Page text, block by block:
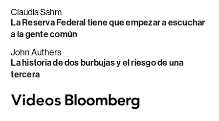
Claudia Sahm
La Reserva Federal tiene que empezar a escuchar
a la gente común
John Authers
La historia de dos burbujas y el riesgo de una
tercera